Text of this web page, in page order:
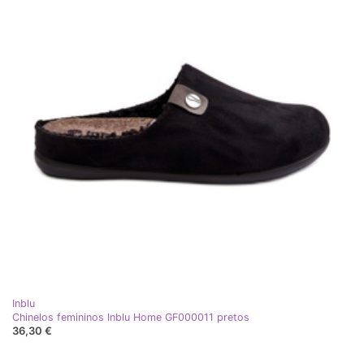
Inblu
Chinelos femininos Inblu Home GF000011 pretos
36,30 €